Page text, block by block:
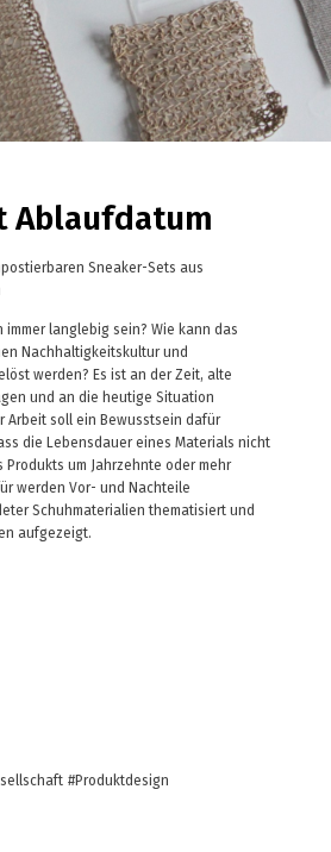
Ablaufdatum
Sneaker-Sets aus
langlebig sein? Wie kann das
Nachhaltigkeitskultur und
werden? Es ist an der Zeit, alte
und an die heutige Situation
Arbeit soll ein Bewusstsein dafür
die Lebensdauer eines Materials nicht
um Jahrzehnte oder mehr
werden Vor- und Nachteile
Schuhmaterialien thematisiert und
aufgezeigt.
#Produktdesign